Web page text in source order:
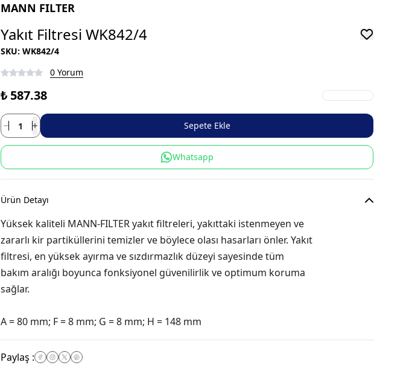
MANN FILTER
Yakıt Filtresi WK842/4
SKU: WK842/4
0 Yorum
₺ 587.38
Sepete Ekle
Whatsapp
Ürün Detayı
Yüksek kaliteli MANN-FILTER yakıt filtreleri, yakıttaki istenmeyen ve
zararlı kir partiküllerini temizler ve böylece olası hasarları önler. Yakıt
filtresi, en yüksek ayırma ve sızdırmazlık düzeyi sayesinde tüm
bakım aralığı boyunca fonksiyonel güvenilirlik ve optimum koruma
sağlar.
A = 80 mm; F = 8 mm; G = 8 mm; H = 148 mm
Paylaş :